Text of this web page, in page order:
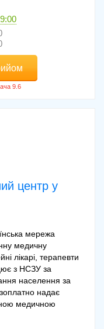
центр у
мережа
медичну
лікарі, терапевти
з НСЗУ за
населення за
надає
медичною